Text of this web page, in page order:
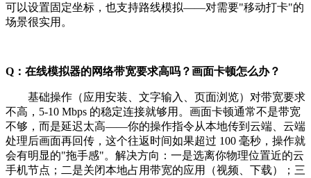
可以设置固定坐标，也支持路线模拟——对需要"移动打卡"的
场景很实用。
Q：在线模拟器的网络带宽要求高吗？画面卡顿怎么办？
基础操作（应用安装、文字输入、页面浏览）对带宽要求
不高，5-10 Mbps 的稳定连接就够用。画面卡顿通常不是带宽
不够，而是延迟太高——你的操作指令从本地传到云端、云端
处理后画面再回传，这个往返时间如果超过 100 毫秒，操作就
会有明显的"拖手感"。解决方向：一是选离你物理位置近的云
手机节点；二是关闭本地占用带宽的应用（视频、下载）；三